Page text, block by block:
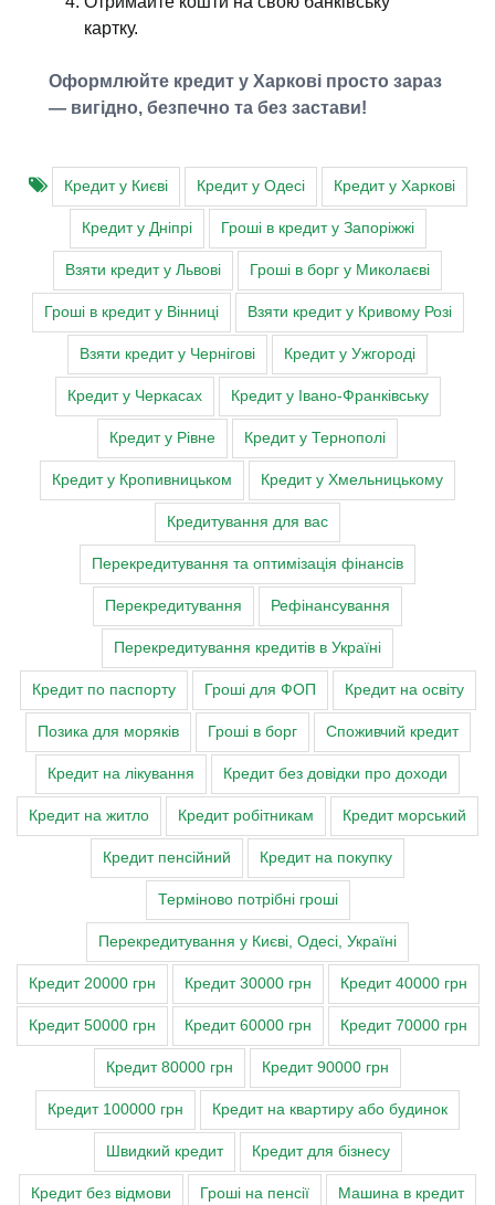
картку.
Оформлюйте кредит у Харкові просто зараз
— вигідно, безпечно та без застави!
Кредит у Києві Кредит у Одесі Кредит у Харкові
Кредит у Дніпрі Гроші в кредит у Запоріжжі
Взяти кредит у Львові Гроші в борг у Миколаєві
Гроші в кредит у Вінниці Взяти кредит у Кривому Розі
Взяти кредит у Чернігові Кредит у Ужгороді
Кредит у Черкасах Кредит у Івано-Франківську
Кредит у Рівне Кредит у Тернополі
Кредит у Кропивницьком Кредит у Хмельницькому
Кредитування для вас
Перекредитування та оптимізація фінансів
Перекредитування Рефінансування
Перекредитування кредитів в Україні
Кредит по паспорту Гроші для ФОП Кредит на освіту
Позика для моряків Гроші в борг Споживчий кредит
Кредит на лікування Кредит без довідки про доходи
Кредит на житло Кредит робітникам Кредит морський
Кредит пенсійний Кредит на покупку
Терміново потрібні гроші
Перекредитування у Києві, Одесі, Україні
Кредит 20000 грн Кредит 30000 грн Кредит 40000 грн
Кредит 50000 грн Кредит 60000 грн Кредит 70000 грн
Кредит 80000 грн Кредит 90000 грн
Кредит 100000 грн Кредит на квартиру або будинок
Швидкий кредит Кредит для бізнесу
Кредит без відмови Гроші на пенсії Машина в кредит